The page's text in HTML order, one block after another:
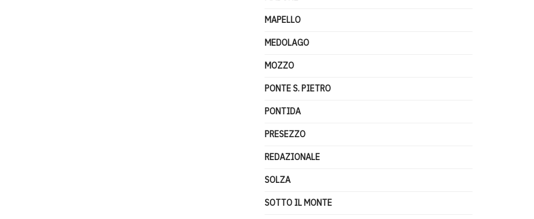
MAPELLO
MEDOLAGO
MOZZO
PONTE S. PIETRO
PONTIDA
PRESEZZO
REDAZIONALE
SOLZA
SOTTO IL MONTE